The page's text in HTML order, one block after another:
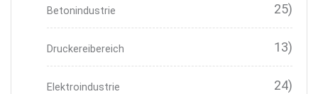
Betonindustrie 25)
Druckereibereich 13)
Elektroindustrie 24)